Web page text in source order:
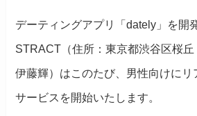
デーティングアプリ「dately」を開
STRACT（住所：東京都渋谷区桜
伊藤輝）はこのたび、男性向けに
サービスを開始いたします。